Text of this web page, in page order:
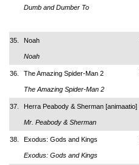
Dumb and Dumber To
35. Noah
Noah
36. The Amazing Spider-Man 2
The Amazing Spider-Man 2
37. Herra Peabody & Sherman [animaatio]
Mr. Peabody & Sherman
38. Exodus: Gods and Kings
Exodus: Gods and Kings